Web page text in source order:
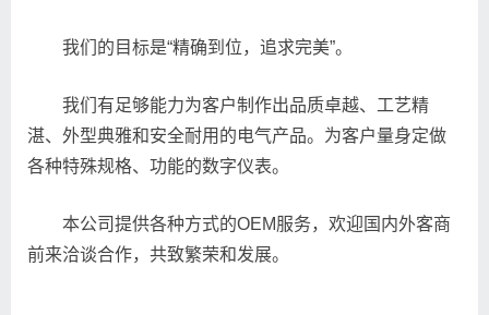
我们的目标是“精确到位，追求完美”。
我们有足够能力为客户制作出品质卓越、工艺精
湛、外型典雅和安全耐用的电气产品。为客户量身定做
各种特殊规格、功能的数字仪表。
本公司提供各种方式的OEM服务，欢迎国内外客商
前来洽谈合作，共致繁荣和发展。